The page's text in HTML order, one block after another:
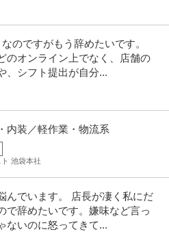
のですがもう辞めたいです。
のオンライン上でなく、店舗の
、シフト提出が自分...
内装／軽作業・物流系
池袋本社
んでいます。 店長が凄く私にだ
で辞めたいです。嫌味など言っ
ないのに怒ってきて...